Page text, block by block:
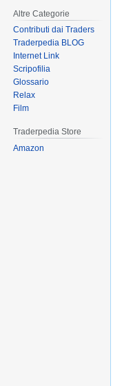
Altre Categorie
Contributi dai Traders
Traderpedia BLOG
Internet Link
Scripofilia
Glossario
Relax
Film
Traderpedia Store
Amazon